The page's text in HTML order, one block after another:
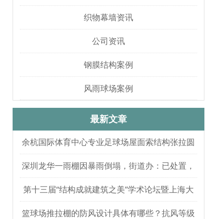
织物幕墙资讯
公司资讯
钢膜结构案例
风雨球场案例
最新文章
余杭国际体育中心专业足球场屋面索结构张拉圆
满完成
深圳龙华一雨棚因暴雨倒塌，街道办：已处置，
无人员伤亡
第十三届“结构成就建筑之美”学术论坛暨上海大
歌剧院观摩
篮球场推拉棚的防风设计具体有哪些？抗风等级